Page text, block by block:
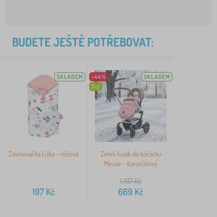
BUDETE JEŠTĚ POTŘEBOVAT:
SKLADEM
Zavinovačka Liška - růžová
197 Kč
-44%
Tip
SKLADEM
Zimní fusak do kočárku
Mouse - starorůžový
1 197Kč
669 Kč